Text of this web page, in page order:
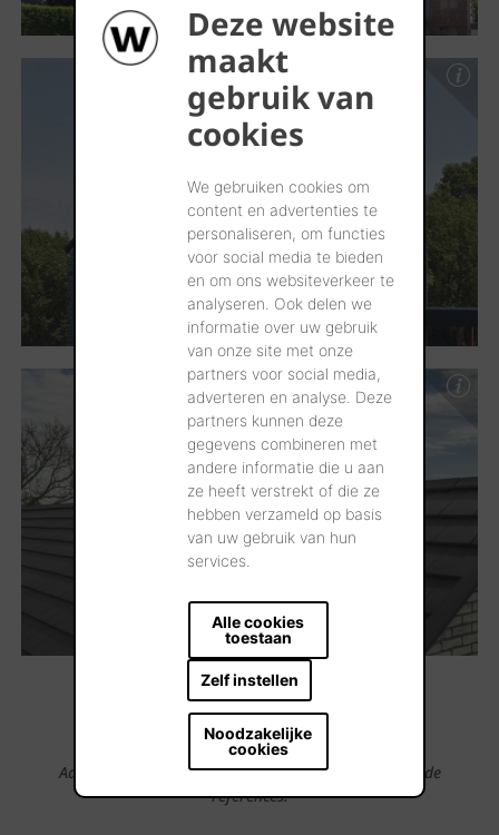
Deze website
maakt
gebruik van
cookies
We gebruiken cookies om
content en advertenties te
personaliseren, om functies
voor social media te bieden
en om ons websiteverkeer te
analyseren. Ook delen we
informatie over uw gebruik
van onze site met onze
partners voor social media,
adverteren en analyse. Deze
partners kunnen deze
gegevens combineren met
andere informatie die u aan
ze heeft verstrekt of die ze
hebben verzameld op basis
van uw gebruik van hun
services.
Alle cookies
toestaan
Zelf instellen
Noodzakelijke
cookies
...Télécharger plus
Admirez nos produits dans des centaines d’adresses de
références.